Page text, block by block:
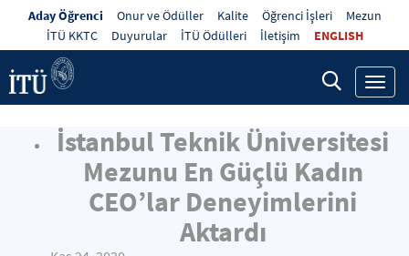
Aday Öğrenci Onur ve Ödüller Kalite Öğrenci İşleri
Mezun
İTÜ KKTC
Duyurular İTÜ Ödülleri İletişim ENGLISH
İstanbul Teknik Üniversitesi
Mezunu En Güçlü Kadın
CEO’lar Deneyimlerini
Aktardı